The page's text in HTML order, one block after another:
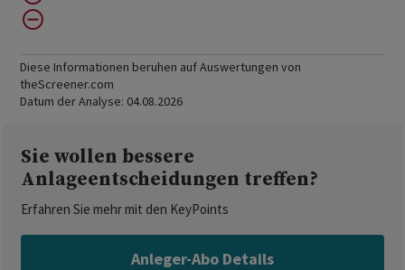
Diese Informationen beruhen auf Auswertungen von
theScreener.com
Datum der Analyse: 04.08.2026
Sie wollen bessere
Anlageentscheidungen treffen?
Erfahren Sie mehr mit den KeyPoints
Anleger-Abo Details